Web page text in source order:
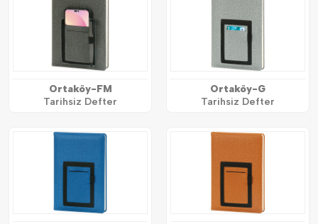
Ortaköy-FM
Tarihsiz Defter
Ortaköy-G
Tarihsiz Defter